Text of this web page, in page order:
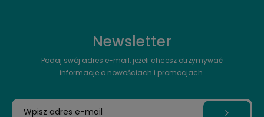
Newsletter
Podaj swój adres e-mail, jeżeli chcesz otrzymywać
informacje o nowościach i promocjach.